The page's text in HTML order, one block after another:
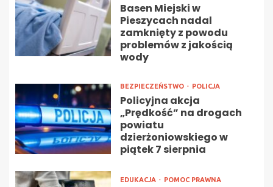
Basen Miejski w
Pieszycach nadal
zamknięty z powodu
problemów z jakością
wody
BEZPIECZEŃSTWO POLICJA
Policyjna akcja
„Prędkość” na drogach
powiatu
dzierżoniowskiego w
piątek 7 sierpnia
EDUKACJA POMOC PRAWNA